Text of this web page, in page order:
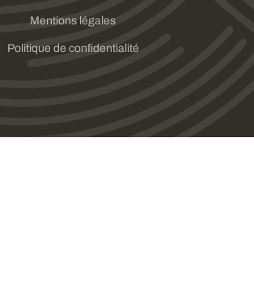
Mentions légales
Politique de confidentialité